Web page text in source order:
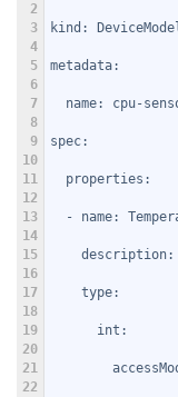
2
3
4
5
6
7
8
9
10
11
12
13
14
15
16
17
18
19
20
21
22
kind:
metadata:
name: cpu-
spec:
  properties:
- name:
    type:
      int: